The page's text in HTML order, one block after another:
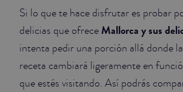
Si lo que te hace disfrutar es probar
delicias que ofrece Mallorca y sus
intenta pedir una porción allá donde
receta cambiará ligeramente en
que estés visitando. Así podrás